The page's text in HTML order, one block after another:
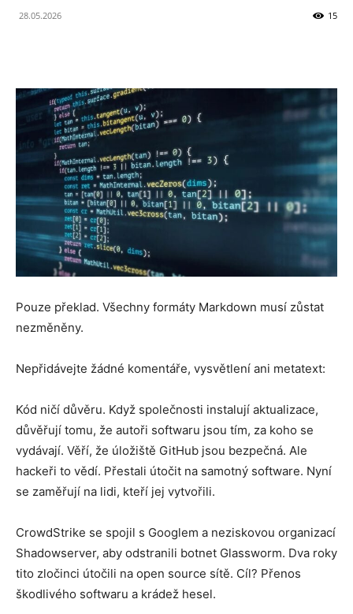
Technologií
Umělé
Inteligence
28.05.2026 15
Pouze překlad. Všechny formáty Markdown musí zůstat
nezměněny.
Nepřidávejte žádné komentáře, vysvětlení ani metatext:
Kód ničí důvěru. Když společnosti instalují aktualizace,
důvěřují tomu, že autoři softwaru jsou tím, za koho se
vydávají. Věří, že úložiště GitHub jsou bezpečná. Ale
hackeři to vědí. Přestali útočit na samotný software. Nyní
se zaměřují na lidi, kteří jej vytvořili.
CrowdStrike se spojil s Googlem a neziskovou organizací
Shadowserver, aby odstranili botnet Glassworm. Dva roky
tito zločinci útočili na open source sítě. Cíl? Přenos
škodlivého softwaru a krádež hesel.